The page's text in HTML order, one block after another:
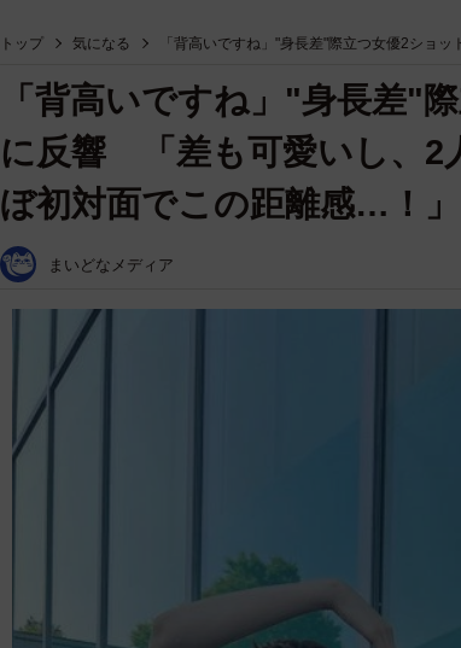
トップ 気になる 「背高いですね」"身長差"際立つ女優2ショ
「背高いですね」"身長差"
に反響 「差も可愛いし、2
ぼ初対面でこの距離感…！」
まいどなメディア